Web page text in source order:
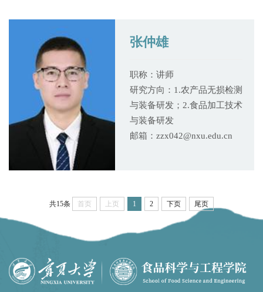
张仲雄
职称：讲师
研究方向：1.农产品无损检测
与装备研发；2.食品加工技术
与装备研发
邮箱：zzx042@nxu.edu.cn
共15条 首页 上页 1 2 下页 尾页